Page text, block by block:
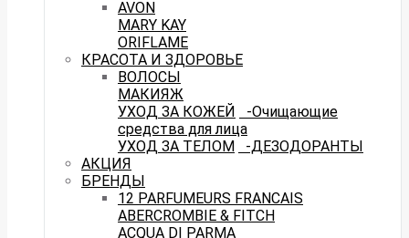
AVON
MARY KAY
ORIFLAME
КРАСОТА И ЗДОРОВЬЕ
ВОЛОСЫ
МАКИЯЖ
УХОД ЗА КОЖЕЙ
-Очищающие
средства для лица
УХОД ЗА ТЕЛОМ
-ДЕЗОДОРАНТЫ
АКЦИЯ
БРЕНДЫ
12 PARFUMEURS FRANCAIS
ABERCROMBIE & FITCH
ACQUA DI PARMA